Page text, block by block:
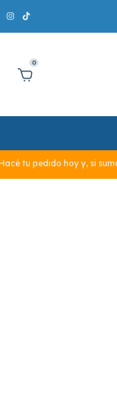
0
tu pedido hoy y, si